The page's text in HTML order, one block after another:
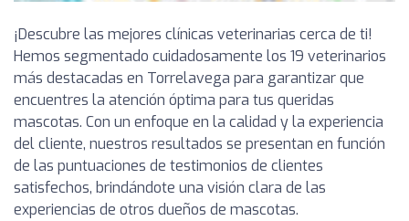
¡Descubre las mejores clínicas veterinarias cerca de ti!
Hemos segmentado cuidadosamente los 19 veterinarios
más destacadas en Torrelavega para garantizar que
encuentres la atención óptima para tus queridas
mascotas. Con un enfoque en la calidad y la experiencia
del cliente, nuestros resultados se presentan en función
de las puntuaciones de testimonios de clientes
satisfechos, brindándote una visión clara de las
experiencias de otros dueños de mascotas.